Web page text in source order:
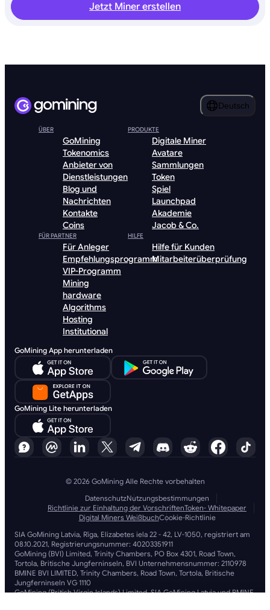
Jetzt Miner erstellen
Deutsch
ÜBER
GoMining
Tokenomics
Anbieter von
Dienstleistungen
Blog und
Nachrichten
Kontakte
Coins
PRODUKTE
Digitale Miner
Avatare
Sammlungen
Token
Spiel
Launchpad
Akademie
Jacob & Co.
FÜR PARTNER
Für Anleger
Empfehlungsprogramm
VIP-Programm
Mining
hardware
Algorithms
Hosting
Institutional
HILFE
Hilfe für Kunden
Mitarbeiterüberprüfung
GoMining App herunterladen
GoMining Lite herunterladen
© 2026 GoMining Alle Rechte vorbehalten
DatenschutzNutzungsbestimmungen
Richtlinie zur Einhaltung der VorschriftenToken- Whitepaper
Digital Miners WeißbuchCookie-Richtlinie
SIA GoMining Latvia, Rīga, Elizabetes iela 22 - 42, LV-1050, registriert am
08.10.2021, Registrierungsnummer: 40203351911
GoMining (BVI) Limited, Trinity Chambers, PO Box 4301, Road Town,
Tortola, Britische Jungferninseln, BVI Unternehmensnummer: 2110978
BMINE BVI LIMITED, Trinity Chambers, Road Town, Tortola, Britische
Jungferninseln VG 1110
GoMining (British Virgin Islands) Limited, SIA GoMining Latvia und BMINE